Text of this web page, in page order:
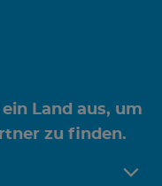
Land aus, um
zu finden.